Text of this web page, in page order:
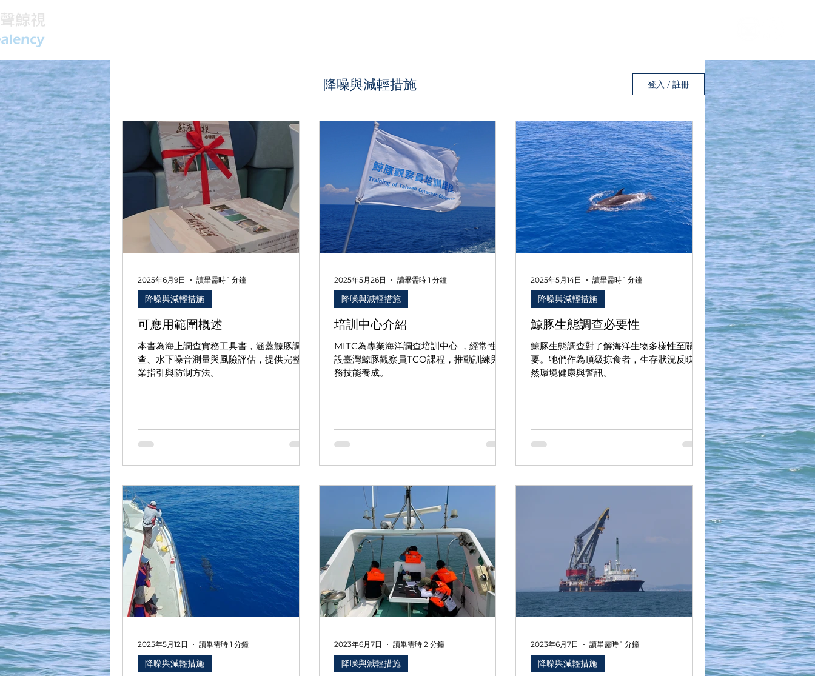
降噪與減輕措施 登入 / 註冊
可應用範圍概述
本書為海上調查實務工具書，涵蓋鯨豚調
查、水下噪音測量與風險評估，提供完整作
業指引與防制方法。
降噪與減輕措施
2025年6月9日 讀畢需時 1 分鐘
培訓中心介紹
MITC為專業海洋調查培訓中心 ，經常性開
設臺灣鯨豚觀察員TCO課程，推動訓練與實
務技能養成。
降噪與減輕措施
2025年5月26日 讀畢需時 1 分鐘
鯨豚生態調查必要性
鯨豚生態調查對了解海洋生物多樣性至關重
要。牠們作為頂級掠食者，生存狀況反映自
然環境健康與警訊。
降噪與減輕措施
2025年5月14日 讀畢需時 1 分鐘
降噪與減輕措施
2025年5月12日 讀畢需時 1 分鐘
降噪與減輕措施
2023年6月7日 讀畢需時 2 分鐘
降噪與減輕措施
2023年6月7日 讀畢需時 1 分鐘